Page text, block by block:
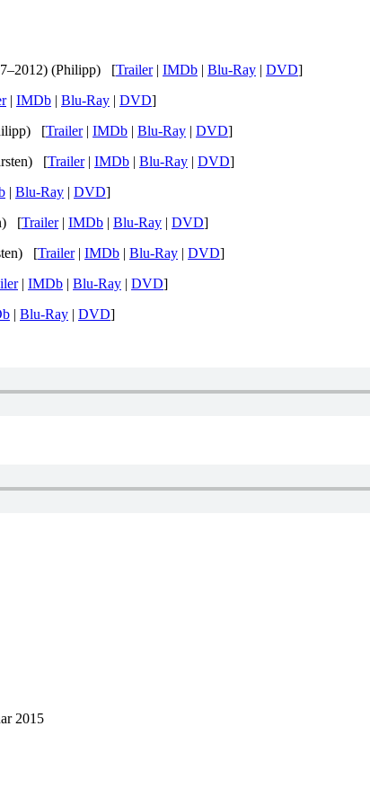
(Philipp) [Trailer| IMDb | Blu-Ray | DVD]
| IMDb | Blu-Ray | DVD]
[Trailer| IMDb | Blu-Ray | DVD]
[Trailer| IMDb | Blu-Ray | DVD]
| Blu-Ray | DVD]
[Trailer| IMDb | Blu-Ray | DVD]
[Trailer| IMDb | Blu-Ray | DVD]
| IMDb | Blu-Ray | DVD]
| Blu-Ray | DVD]
2015